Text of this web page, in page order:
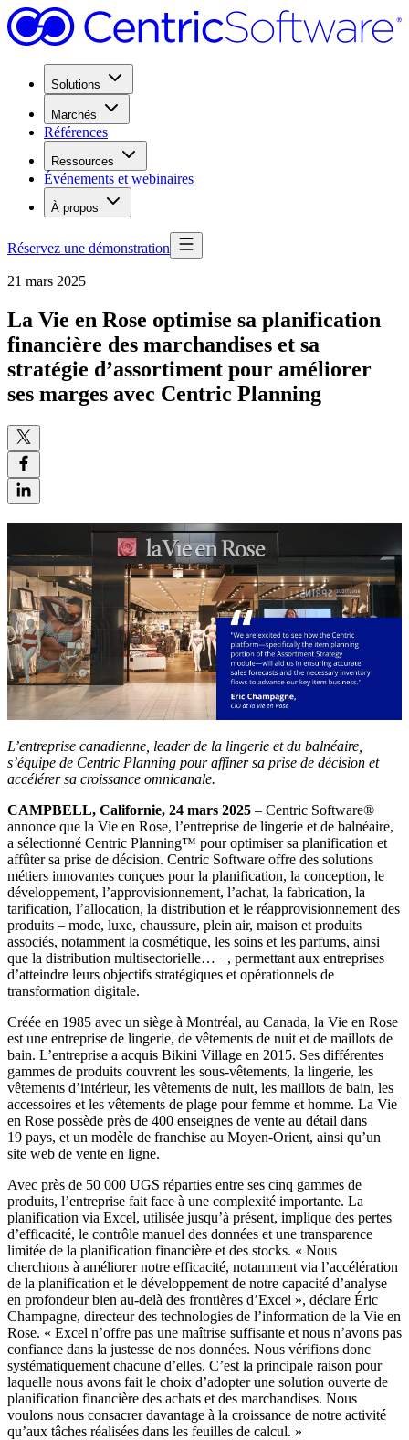
Solutions
Marchés
Références
Ressources
Événements et webinaires
À propos
Réservez une démonstration
21 mars 2025
La Vie en Rose optimise sa planification
financière des marchandises et sa
stratégie d’assortiment pour améliorer
ses marges avec Centric Planning
L’entreprise canadienne, leader de la lingerie et du balnéaire,
s’équipe de Centric Planning pour affiner sa prise de décision et
accélérer sa croissance omnicanale.
CAMPBELL, Californie, 24 mars 2025 – Centric Software®
annonce que la Vie en Rose, l’entreprise de lingerie et de balnéaire,
a sélectionné Centric Planning™ pour optimiser sa planification et
affûter sa prise de décision. Centric Software offre des solutions
métiers innovantes conçues pour la planification, la conception, le
développement, l’approvisionnement, l’achat, la fabrication, la
tarification, l’allocation, la distribution et le réapprovisionnement des
produits – mode, luxe, chaussure, plein air, maison et produits
associés, notamment la cosmétique, les soins et les parfums, ainsi
que la distribution multisectorielle… −, permettant aux entreprises
d’atteindre leurs objectifs stratégiques et opérationnels de
transformation digitale.
Créée en 1985 avec un siège à Montréal, au Canada, la Vie en Rose
est une entreprise de lingerie, de vêtements de nuit et de maillots de
bain. L’entreprise a acquis Bikini Village en 2015. Ses différentes
gammes de produits couvrent les sous-vêtements, la lingerie, les
vêtements d’intérieur, les vêtements de nuit, les maillots de bain, les
accessoires et les vêtements de plage pour femme et homme. La Vie
en Rose possède près de 400 enseignes de vente au détail dans
19 pays, et un modèle de franchise au Moyen-Orient, ainsi qu’un
site web de vente en ligne.
Avec près de 50 000 UGS réparties entre ses cinq gammes de
produits, l’entreprise fait face à une complexité importante. La
planification via Excel, utilisée jusqu’à présent, implique des pertes
d’efficacité, le contrôle manuel des données et une transparence
limitée de la planification financière et des stocks. « Nous
cherchions à améliorer notre efficacité, notamment via l’accélération
de la planification et le développement de notre capacité d’analyse
en profondeur bien au-delà des frontières d’Excel », déclare Éric
Champagne, directeur des technologies de l’information de la Vie en
Rose. « Excel n’offre pas une maîtrise suffisante et nous n’avons pas
confiance dans la justesse de nos données. Nous vérifions donc
systématiquement chacune d’elles. C’est la principale raison pour
laquelle nous avons fait le choix d’adopter une solution ouverte de
planification financière des achats et des marchandises. Nous
voulons nous consacrer davantage à la croissance de notre activité
qu’aux tâches réalisées dans les feuilles de calcul. »